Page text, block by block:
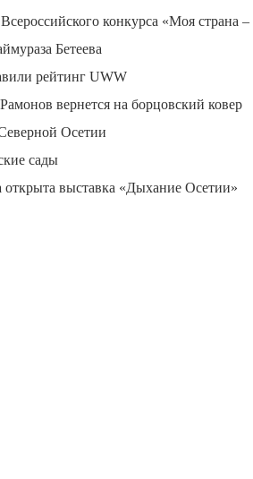
конкурса «Моя страна –
Бетеева
рейтинг UWW
вернется на борцовский ковер
Осетии
сады
открыта выставка «Дыхание Осетии»